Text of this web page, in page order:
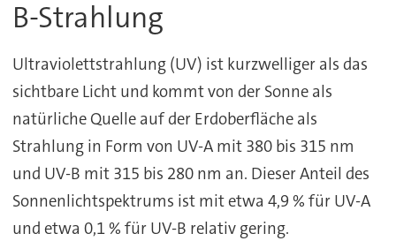
B-Strahlung
Ultraviolettstrahlung (UV) ist kurzwelliger als das
sichtbare Licht und kommt von der Sonne als
natürliche Quelle auf der Erdoberfläche als
Strahlung in Form von UV-A mit 380 bis 315 nm
und UV-B mit 315 bis 280 nm an. Dieser Anteil des
Sonnenlichtspektrums ist mit etwa 4,9 % für UV-A
und etwa 0,1 % für UV-B relativ gering.